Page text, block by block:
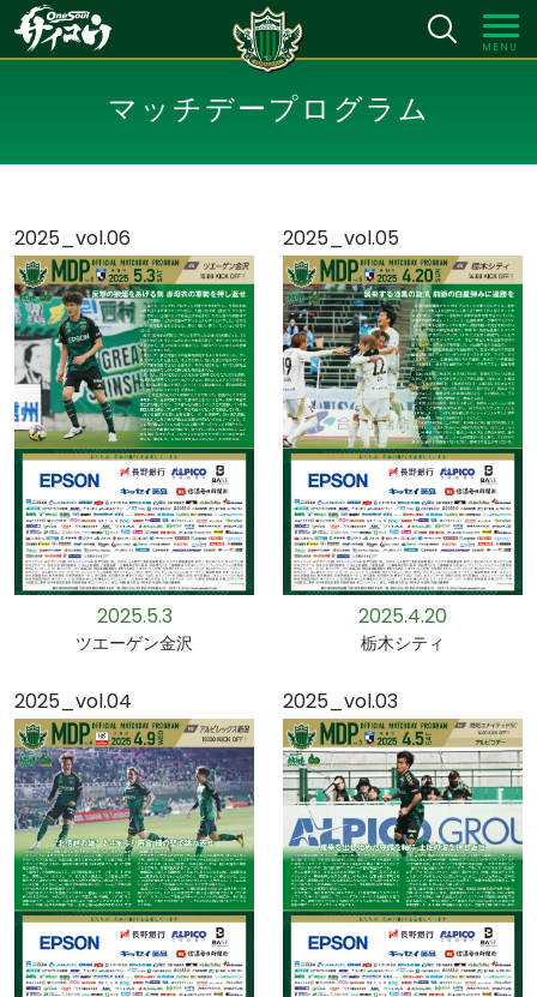
MENU
マッチデープログラム
2025_vol.06
2025.5.3
ツエーゲン金沢
2025_vol.05
2025.4.20
栃木シティ
2025_vol.04 2025_vol.03